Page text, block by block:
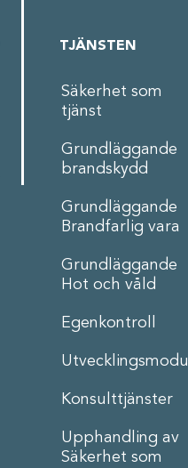
TJÄNSTEN
Säkerhet som
tjänst
Grundläggande
brandskydd
Grundläggande
Brandfarlig vara
Grundläggande
Hot och våld
Egenkontroll
Utvecklingsmodul
Konsulttjänster
Upphandling av
Säkerhet som